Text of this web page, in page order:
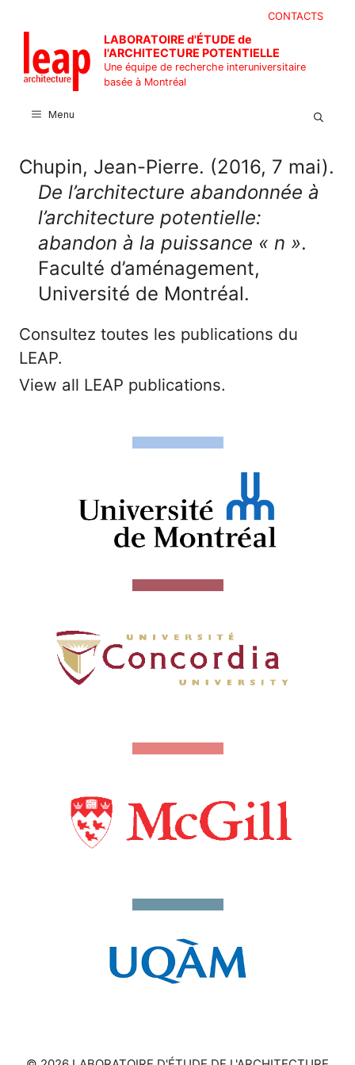
contenu
CONTACTS
LABORATOIRE d'ÉTUDE de
l'ARCHITECTURE POTENTIELLE
Une équipe de recherche interuniversitaire
basée à Montréal
Menu
Chupin, Jean-Pierre. (2016, 7 mai).
De l’architecture abandonnée à
l’architecture potentielle:
abandon à la puissance « n ».
Faculté d’aménagement,
Université de Montréal.
Consultez toutes les publications du
LEAP.
View all LEAP publications.